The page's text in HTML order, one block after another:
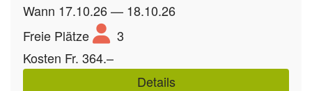
Wann 17.10.26 — 18.10.26
Freie Plätze
3
Kosten Fr. 364.–
Details